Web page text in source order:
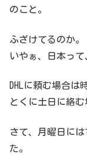
のこと。
ふざけてるのか。
いやぁ、日本って
DHLに頼む場合は
とくに土日に絡む
さて、月曜日に
た。